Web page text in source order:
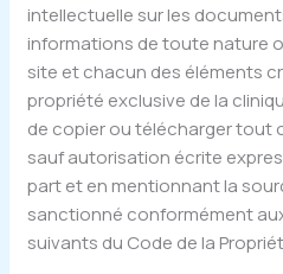
intellectuelle sur les
informations de toute nature
site et chacun des éléments
propriété exclusive de la
de copier ou télécharger tout
sauf autorisation écrite
part et en mentionnant la
sanctionné conformément
suivants du Code de la